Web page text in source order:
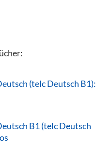
(telc Deutsch B1):
B1 (telc Deutsch